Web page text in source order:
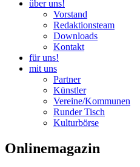
über uns!
Vorstand
Redaktionsteam
Downloads
Kontakt
für uns!
mit uns
Partner
Künstler
Vereine/Kommunen
Runder Tisch
Kulturbörse
Onlinemagazin